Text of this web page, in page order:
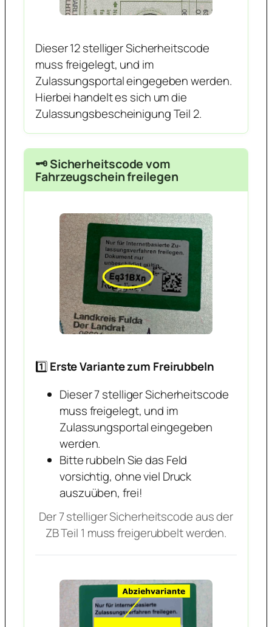
Dieser 12 stelliger Sicherheitscode
muss freigelegt, und im
Zulassungsportal eingegeben werden.
Hierbei handelt es sich um die
Zulassungsbescheinigung Teil 2.
🗝️ Sicherheitscode vom
Fahrzeugschein freilegen
1️⃣Erste Variante zum Freirubbeln
Dieser 7 stelliger Sicherheitscode
muss freigelegt, und im
Zulassungsportal eingegeben
werden.
Bitte rubbeln Sie das Feld
vorsichtig, ohne viel Druck
auszuüben, frei!
Der 7 stelliger Sicherheitscode aus der
ZB Teil 1 muss freigerubbelt werden.